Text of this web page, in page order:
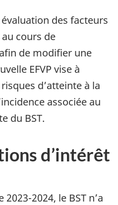
des facteurs
cours de
de modifier une
EFVP vise à
d’atteinte à la
associée au
du BST.
d’intérêt
2024, le BST n’a